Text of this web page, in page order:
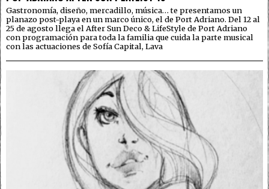
Gastronomía, diseño, mercadillo, música… te presentamos un
planazo post-playa en un marco único, el de Port Adriano. Del 12 al
25 de agosto llega el After Sun Deco & LifeStyle de Port Adriano
con programación para toda la familia que cuida la parte musical
con las actuaciones de Sofía Capital, Lava